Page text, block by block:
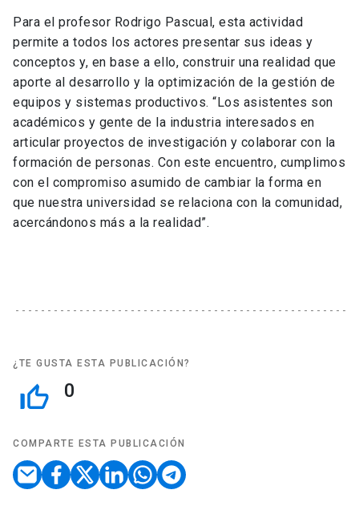
Para el profesor Rodrigo Pascual, esta actividad
permite a todos los actores presentar sus ideas y
conceptos y, en base a ello, construir una realidad que
aporte al desarrollo y la optimización de la gestión de
equipos y sistemas productivos. “Los asistentes son
académicos y gente de la industria interesados en
articular proyectos de investigación y colaborar con la
formación de personas. Con este encuentro, cumplimos
con el compromiso asumido de cambiar la forma en
que nuestra universidad se relaciona con la comunidad,
acercándonos más a la realidad”.
¿TE GUSTA ESTA PUBLICACIÓN?
thumb_up_off_alt 0
COMPARTE ESTA PUBLICACIÓN